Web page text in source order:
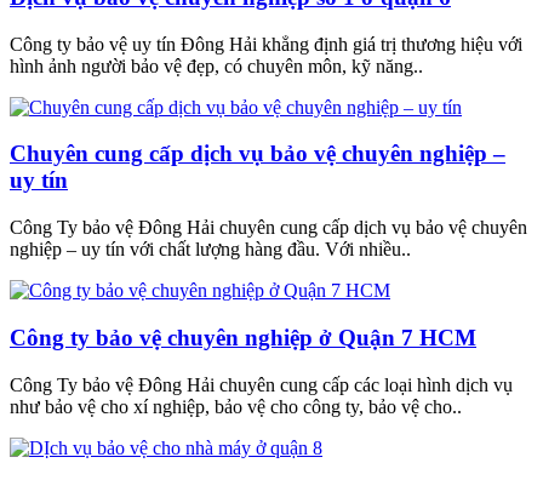
Công ty bảo vệ uy tín Đông Hải khẳng định giá trị thương hiệu với
hình ảnh người bảo vệ đẹp, có chuyên môn, kỹ năng..
Chuyên cung cấp dịch vụ bảo vệ chuyên nghiệp –
uy tín
Công Ty bảo vệ Đông Hải chuyên cung cấp dịch vụ bảo vệ chuyên
nghiệp – uy tín với chất lượng hàng đầu. Với nhiều..
Công ty bảo vệ chuyên nghiệp ở Quận 7 HCM
Công Ty bảo vệ Đông Hải chuyên cung cấp các loại hình dịch vụ
như bảo vệ cho xí nghiệp, bảo vệ cho công ty, bảo vệ cho..